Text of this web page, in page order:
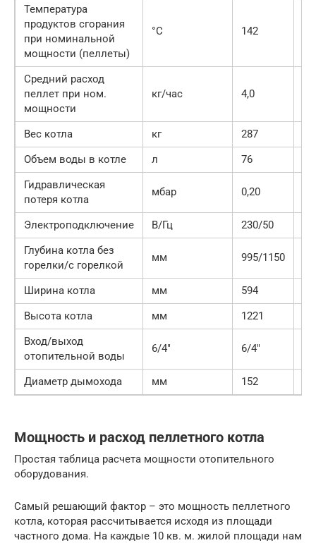
Температура
продуктов сгорания
при номинальной
мощности (пеллеты)
°C 142
Средний расход
пеллет при ном.
мощности
кг/час 4,0
Вес котла кг 287
Объем воды в котле
л 76
Гидравлическая
потеря котла
мбар 0,20
Электроподключение В/Гц
230/50
Глубина котла без
горелки/с горелкой
мм 995/1150
Ширина котла мм 594
Высота котла
мм 1221
Вход/выход
отопительной воды
6/4″ 6/4″
Диаметр дымохода мм 152
Мощность и расход пеллетного котла
Простая таблица расчета мощности отопительного
оборудования.
Самый решающий фактор – это мощность пеллетного
котла, которая рассчитывается исходя из площади
частного дома. На каждые 10 кв. м. жилой площади нам